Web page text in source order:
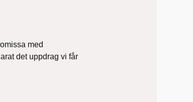
med
det uppdrag vi får